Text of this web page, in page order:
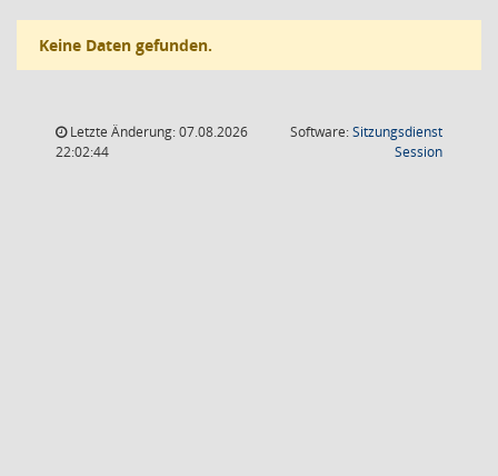
Keine Daten gefunden.
Letzte Änderung: 07.08.2026
22:02:44
Software:Sitzungsdienst
Session(Wird in